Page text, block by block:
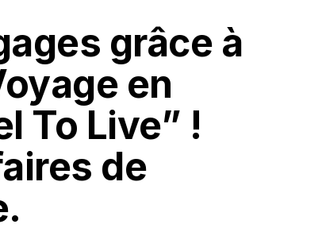
grâce à
en
To Live” !
de